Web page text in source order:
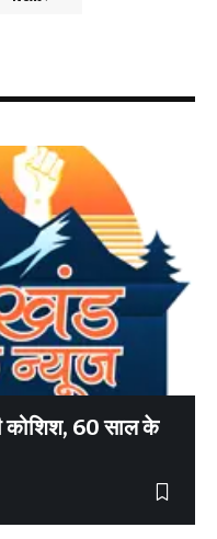
कोशिश, 60 साल के